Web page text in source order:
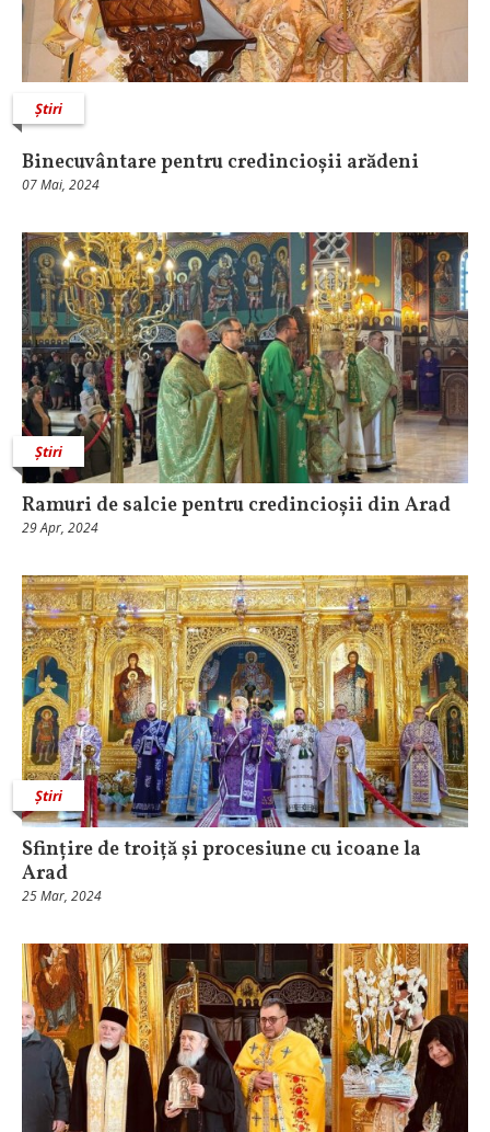
Știri
Binecuvântare pentru credincioșii arădeni
07 Mai, 2024
Știri
Ramuri de salcie pentru credincioșii din Arad
29 Apr, 2024
Știri
Sfințire de troiță și procesiune cu icoane la
Arad
25 Mar, 2024